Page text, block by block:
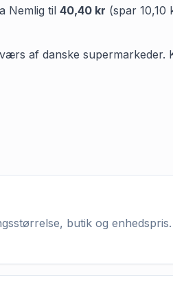
Nemlig til 40,40 kr (spar 10,10
af danske
butik og